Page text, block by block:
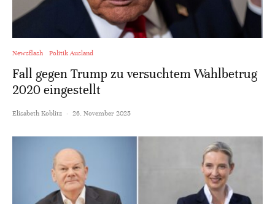
Newsflash Politik Ausland
Fall gegen Trump zu versuchtem Wahlbetrug
2020 eingestellt
Elisabeth Koblitz · 26. November 2025